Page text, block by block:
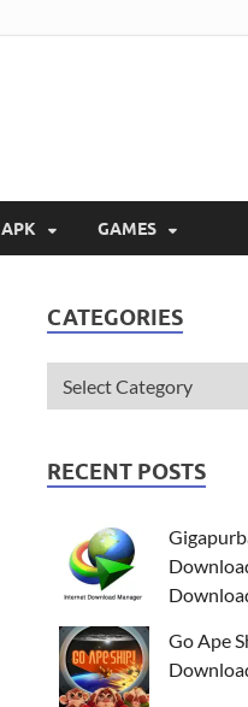
APK GAMES
CATEGORIES
RECENT POSTS
Go Ape